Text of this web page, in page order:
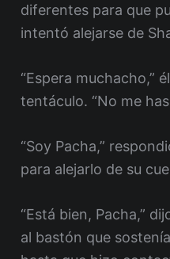
diferentes para que
intentó alejarse de
“Espera muchacho,”
tentáculo. “No me
“Soy Pacha,”
para alejarlo de su
“Está bien, Pacha,”
al bastón que